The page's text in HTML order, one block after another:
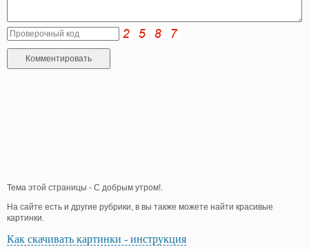
Тема этой страницы - С добрым утром!.
На сайте есть и другие рубрики, в вы также можете найти красивые
картинки.
Как скачивать картинки - инструкция